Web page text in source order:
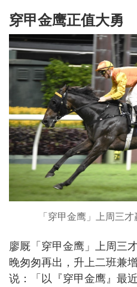
穿甲金鹰正值大勇
「穿甲金鹰」上周三
廖厩「穿甲金鹰」上周三
晚匆匆再出，升上二班兼
说：「以『穿甲金鹰』最